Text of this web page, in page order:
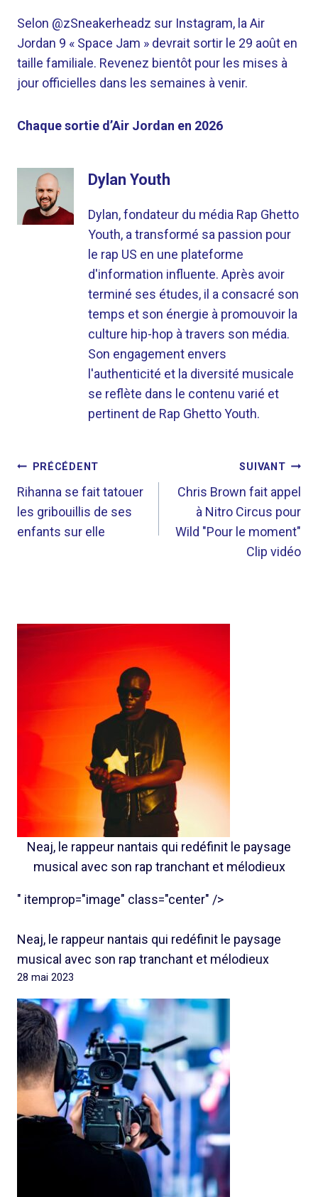
Selon @zSneakerheadz sur Instagram, la Air
Jordan 9 « Space Jam » devrait sortir le 29 août en
taille familiale. Revenez bientôt pour les mises à
jour officielles dans les semaines à venir.
Chaque sortie d’Air Jordan en 2026
Dylan Youth
Dylan, fondateur du média Rap Ghetto
Youth, a transformé sa passion pour
le rap US en une plateforme
d'information influente. Après avoir
terminé ses études, il a consacré son
temps et son énergie à promouvoir la
culture hip-hop à travers son média.
Son engagement envers
l'authenticité et la diversité musicale
se reflète dans le contenu varié et
pertinent de Rap Ghetto Youth.
NAVIGATION
DE
L’ARTICLE
PRÉCÉDENT
Rihanna se fait tatouer
les gribouillis de ses
enfants sur elle
SUIVANT
Chris Brown fait appel
à Nitro Circus pour
Wild "Pour le moment"
Clip vidéo
Neaj, le rappeur nantais qui redéfinit le paysage
musical avec son rap tranchant et mélodieux
" itemprop="image" class="center" />
Neaj, le rappeur nantais qui redéfinit le paysage
musical avec son rap tranchant et mélodieux
28 mai 2023